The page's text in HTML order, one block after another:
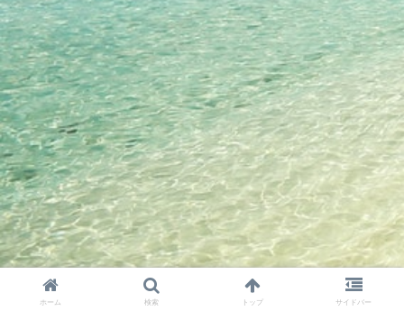
ホーム 検索 トップ サイドバー